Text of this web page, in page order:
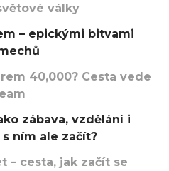
války
– epickými bitvami
40,000? Cesta vede
zábava, vzdělání i
ním ale začít?
– cesta, jak začít se